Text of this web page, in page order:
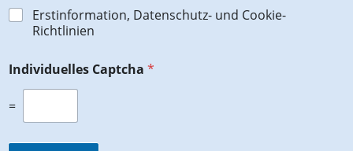
Erstinformation, Datenschutz- und Cookie-
Richtlinien
Individuelles Captcha *
=